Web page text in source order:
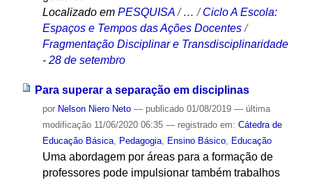
Localizado em PESQUISA /…/Ciclo A Escola:
Espaços e Tempos das Ações Docentes /
Fragmentação Disciplinar e Transdisciplinaridade
- 28 de setembro
Para superar a separação em disciplinas
por Nelson Niero Neto — publicado01/08/2019 — última
modificação11/06/2020 06:35 — registrado em: Cátedra de
Educação Básica, Pedagogia, Ensino Básico, Educação
Uma abordagem por áreas para a formação de
professores pode impulsionar também trabalhos